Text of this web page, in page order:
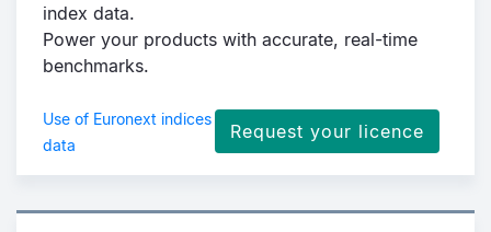
index data.
Power your products with accurate, real-time
benchmarks.
Use of Euronext indices
data
Request your licence